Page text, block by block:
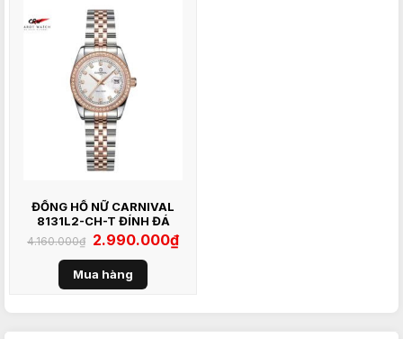
ĐỒNG HỒ NỮ CARNIVAL
8131L2-CH-T ĐÍNH ĐÁ
4.160.000₫ Giá
gốc
là:
4.160.000₫.
2.990.000₫Giá
hiện
Mua hàng